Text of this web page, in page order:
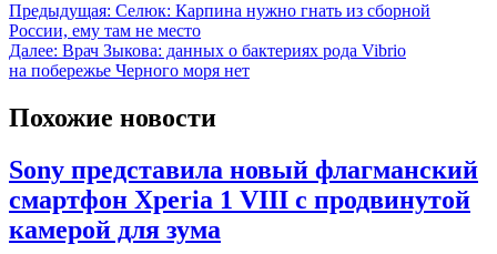
Предыдущая: Селюк: Карпина нужно гнать из сборной
России, ему там не место
Далее: Врач Зыкова: данных о бактериях рода Vibrio
на побережье Черного моря нет
Похожие новости
Sony представила новый флагманский
смартфон Xperia 1 VIII с продвинутой
камерой для зума